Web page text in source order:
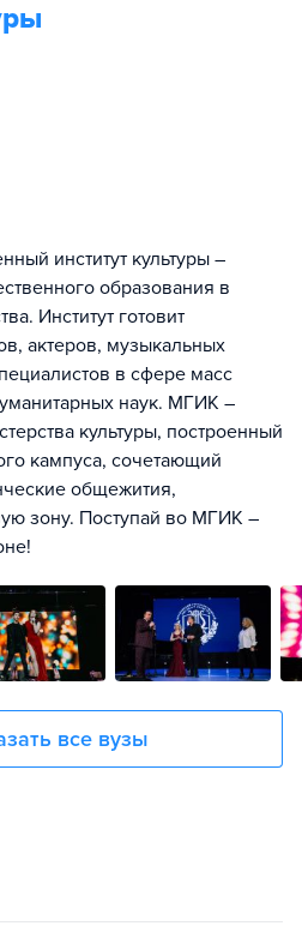
институт культуры –
образования в
Институт готовит
актеров, музыкальных
в сфере масс
наук. МГИК –
культуры, построенный
кампуса, сочетающий
общежития,
зону. Поступай во МГИК –
все вузы